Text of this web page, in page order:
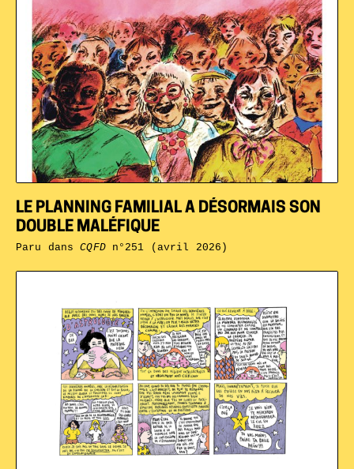
LE PLANNING FAMILIAL A DÉSORMAIS SON
DOUBLE MALÉFIQUE
Paru dansCQFDn°251 (avril 2026)